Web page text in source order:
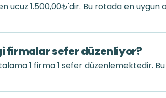
ucuz 1.500,00₺'dir. Bu rotada en
firmalar sefer düzenliyor?
1 firma 1 sefer düzenlemektedir.